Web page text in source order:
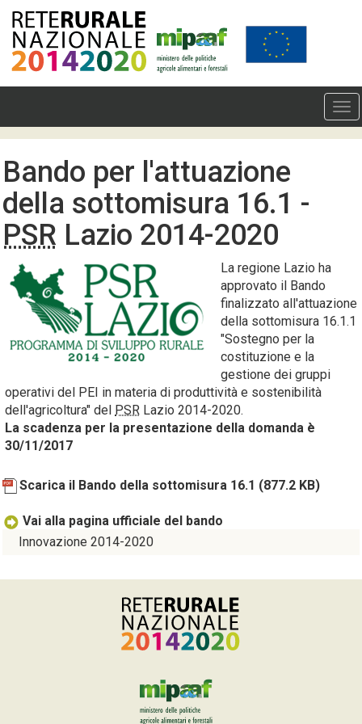
Bando per l'attuazione
della sottomisura 16.1 -
PSR Lazio 2014-2020
La regione Lazio ha
approvato il Bando
finalizzato all'attuazione
della sottomisura 16.1.1
"Sostegno per la
costituzione e la
gestione dei gruppi
operativi del PEI in materia di produttività e sostenibilità
dell'agricoltura" del PSR Lazio 2014-2020.
La scadenza per la presentazione della domanda è
30/11/2017
Scarica il Bando della sottomisura 16.1 (877.2 KB)
Vai alla pagina ufficiale del bando
Innovazione 2014-2020